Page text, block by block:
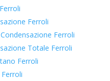
Ferroli
Ferroli
Totale Ferroli
Ferroli